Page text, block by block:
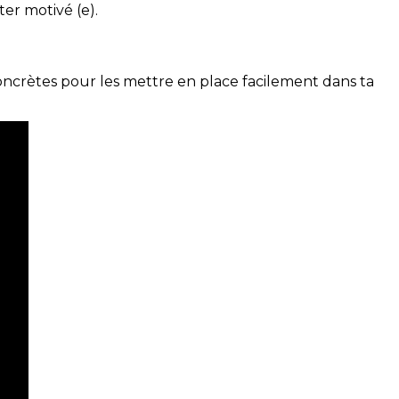
motivé (e).
pour les mettre en place facilement dans ta